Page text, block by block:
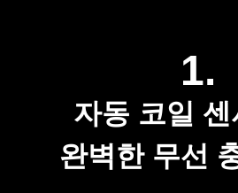
1.
자동 코일 센
완벽한 무선